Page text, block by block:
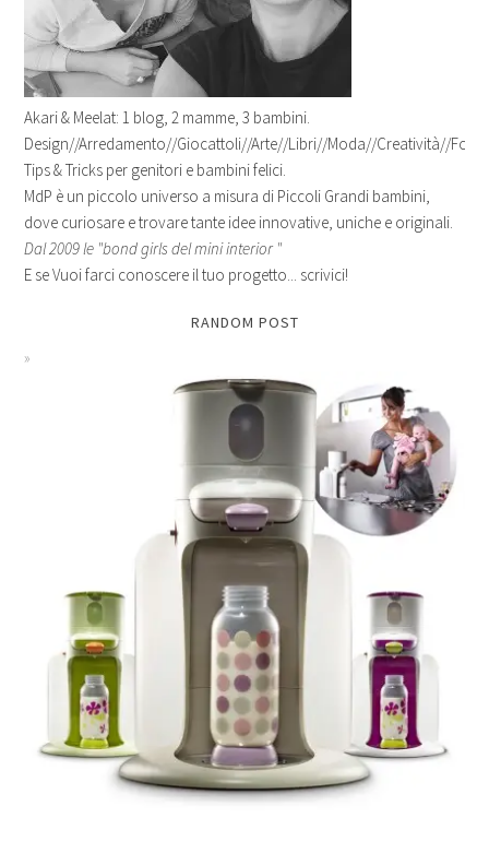
Akari & Meelat: 1 blog, 2 mamme, 3 bambini.
Design//Arredamento//Giocattoli//Arte//Libri//Moda//Creatività//
Tips & Tricks per genitori e bambini felici.
MdP è un piccolo universo a misura di Piccoli Grandi bambini,
dove curiosare e trovare tante idee innovative, uniche e originali.
Dal 2009 le "bond girls del mini interior "
E se Vuoi farci conoscere il tuo progetto... scrivici!
RANDOM POST